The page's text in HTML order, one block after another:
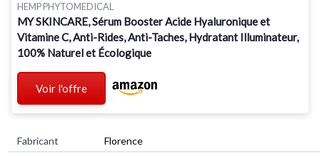
HEMP PHYTOMEDICAL
MY SKINCARE, Sérum Booster Acide Hyaluronique et
Vitamine C, Anti-Rides, Anti-Taches, Hydratant Illuminateur,
100% Naturel et Écologique
Voir l'offre
Fabricant
‎Florence